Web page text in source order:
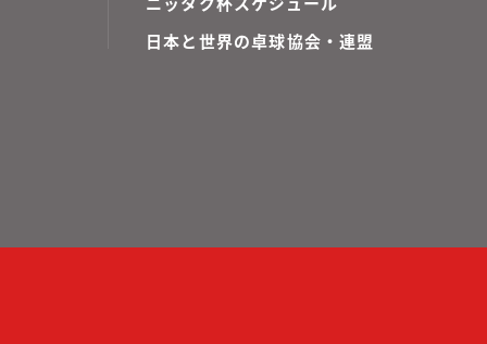
日本と世界の卓球協会・連盟